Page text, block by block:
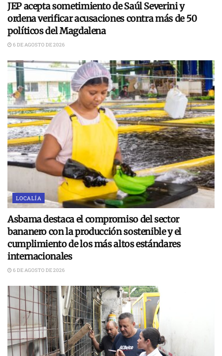
JEP acepta sometimiento de Saúl Severini y
ordena verificar acusaciones contra más de 50
políticos del Magdalena
6 DE AGOSTO DE 2026
LOCALÍA
Asbama destaca el compromiso del sector
bananero con la producción sostenible y el
cumplimiento de los más altos estándares
internacionales
6 DE AGOSTO DE 2026